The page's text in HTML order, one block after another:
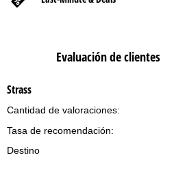
Evaluación de clientes
Strass
Cantidad de valoraciones:
Tasa de recomendación:
Destino